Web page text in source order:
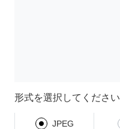
形式を選択してください
JPEG